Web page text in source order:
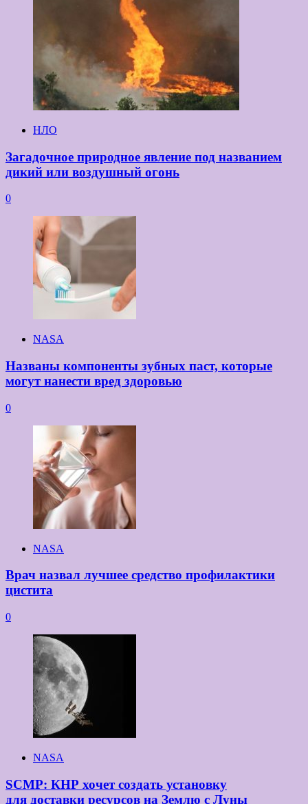
НЛО
Загадочное природное явление под названием
дикий или воздушный огонь
0
NASA
Названы компоненты зубных паст, которые
могут нанести вред здоровью
0
NASA
Врач назвал лучшее средство профилактики
цистита
0
NASA
SCMP: КНР хочет создать установку
для доставки ресурсов на Землю с Луны